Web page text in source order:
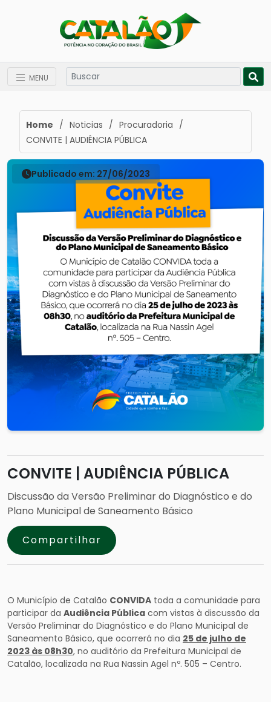
MENU
Home / Noticias / Procuradoria /
CONVITE | AUDIÊNCIA PÚBLICA
Publicado em: 27/06/2023
CONVITE | AUDIÊNCIA PÚBLICA
Discussão da Versão Preliminar do Diagnóstico e do
Plano Municipal de Saneamento Básico
Compartilhar
O Município de Catalão CONVIDA toda a comunidade para
participar da Audiência Pública com vistas à discussão da
Versão Preliminar do Diagnóstico e do Plano Municipal de
Saneamento Básico, que ocorrerá no dia 25 de julho de
2023 às 08h30, no auditório da Prefeitura Municipal de
Catalão, localizada na Rua Nassin Agel nº. 505 – Centro.